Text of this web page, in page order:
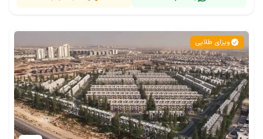
ویزای طلایی